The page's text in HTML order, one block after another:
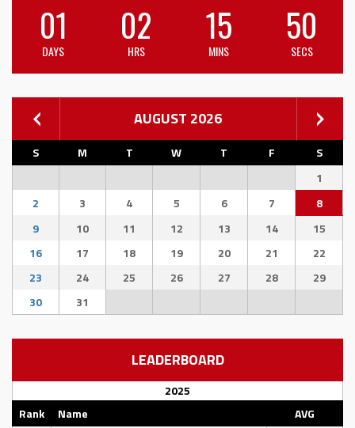
01
DAYS
02
HRS
15
MINS
50
SECS
AUGUST 2026
S M T W T F
S
1
2
3 4 5 6 7
8
9
10 11 12 13 14
15
16
17 18 19 20 21
22
23
24 25 26 27 28
29
30
31
LEADERBOARD
2025
Rank
Name
AVG